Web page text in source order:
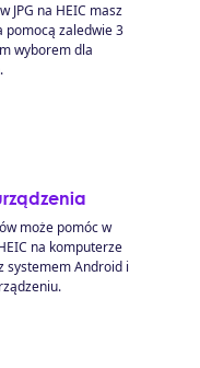
JPG na HEIC masz
pomocą zaledwie 3
wyborem dla
może pomóc w
na komputerze
systemem Android i